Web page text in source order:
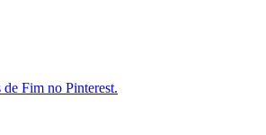
Fim no Pinterest.